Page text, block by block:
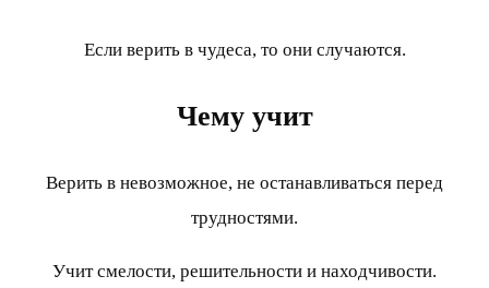
Если верить в чудеса, то они случаются.
Чему учит
Верить в невозможное, не останавливаться перед
трудностями.
Учит смелости, решительности и находчивости.